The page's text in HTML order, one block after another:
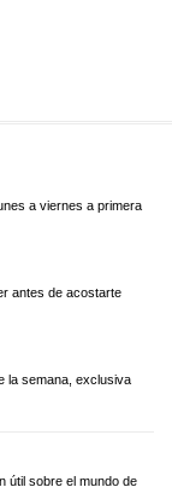
a viernes a primera
antes de acostarte
la semana, exclusiva
útil sobre el mundo de